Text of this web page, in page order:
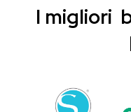
I migliori